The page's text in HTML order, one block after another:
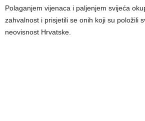
Polaganjem vijenaca i paljenjem svijeća
zahvalnost i prisjetili se onih koji su položili
neovisnost Hrvatske.